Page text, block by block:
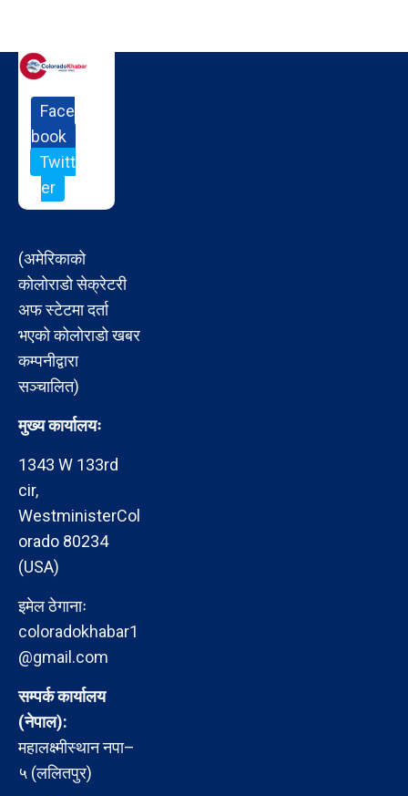
Face
book
Twitt
er
(अमेरिकाको
कोलोराडो सेक्रेटरी
अफ स्टेटमा दर्ता
भएको कोलोराडो खबर
कम्पनीद्वारा
सञ्चालित)
मुख्य कार्यालयः
1343 W 133rd
cir,
WestministerCol
orado 80234
(USA)
इमेल ठेगानाः
coloradokhabar1
@gmail.com
सम्पर्क कार्यालय
(नेपाल):
महालक्ष्मीस्थान नपा–
५ (ललितपुर)